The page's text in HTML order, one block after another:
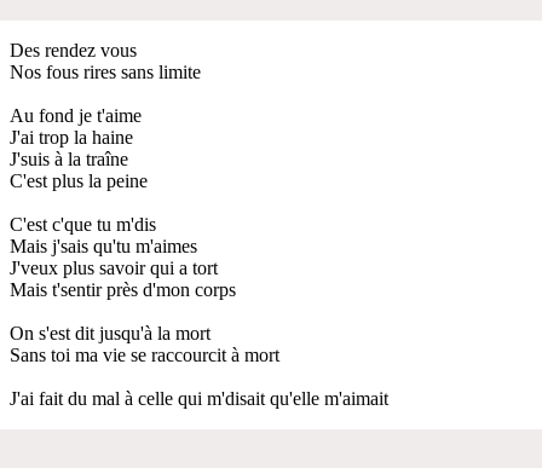
Des rendez vous
Nos fous rires sans limite
Au fond je t'aime
J'ai trop la haine
J'suis à la traîne
C'est plus la peine
C'est c'que tu m'dis
Mais j'sais qu'tu m'aimes
J'veux plus savoir qui a tort
Mais t'sentir près d'mon corps
On s'est dit jusqu'à la mort
Sans toi ma vie se raccourcit à mort
J'ai fait du mal à celle qui m'disait qu'elle m'aimait